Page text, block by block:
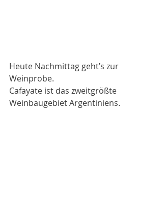
Heute Nachmittag geht’s zur
Weinprobe.
Cafayate ist das zweitgrößte
Weinbaugebiet Argentiniens.